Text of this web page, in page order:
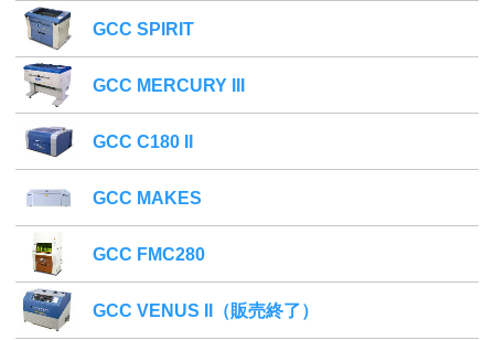
GCC SPIRIT
GCC MERCURY III
GCC C180 II
GCC MAKES
GCC FMC280
GCC VENUS II（販売終了）